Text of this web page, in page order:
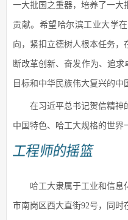
一大批国之重器，培养了一大
贡献。希望哈尔滨工业大学
向，紧扣立德树人根本任务
断改革创新、奋发作为、追求
目标和中华民族伟大复兴的中
在习近平总书记贺信精神
中国特色、哈工大规格的世界
工程师的摇篮
哈工大隶属于工业和信息
市南岗区西大直街92号，同时